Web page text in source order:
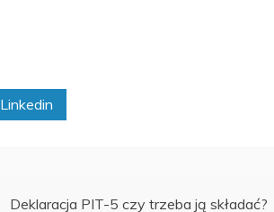
Linkedin
Deklaracja PIT-5 czy trzeba ją składać?